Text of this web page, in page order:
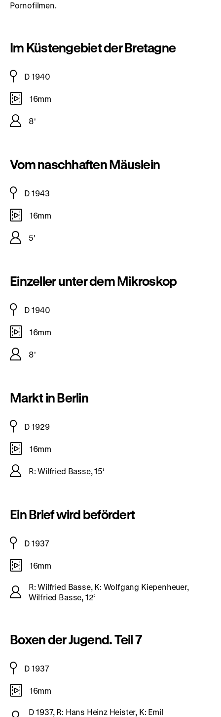
Pornofilmen.
Im Küstengebiet der Bretagne
D 1940
16mm
8'
Vom naschhaften Mäuslein
D 1943
16mm
5'
Einzeller unter dem Mikroskop
D 1940
16mm
8'
Markt in Berlin
D 1929
16mm
R: Wilfried Basse, 15‘
Ein Brief wird befördert
D 1937
16mm
R: Wilfried Basse, K: Wolfgang Kiepenheuer,
Wilfried Basse, 12‘
Boxen der Jugend. Teil 7
D 1937
16mm
D 1937, R: Hans Heinz Heister, K: Emil